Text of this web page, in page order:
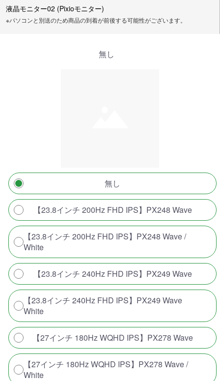
液晶モニター02 (Pixioモニター)
※パソコンと別送のため商品の到着が前後する可能性がございます。
無し
無し
【23.8インチ 200Hz FHD IPS】PX248 Wave
【23.8インチ 200Hz FHD IPS】PX248 Wave /
White
【23.8インチ 240Hz FHD IPS】PX249 Wave
【23.8インチ 240Hz FHD IPS】PX249 Wave
White
【27インチ 180Hz WQHD IPS】PX278 Wave
【27インチ 180Hz WQHD IPS】PX278 Wave /
White